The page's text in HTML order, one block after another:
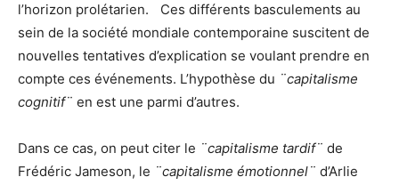
l’horizon prolétarien. Ces différents basculements au
sein de la société mondiale contemporaine suscitent de
nouvelles tentatives d’explication se voulant prendre en
compte ces événements. L’hypothèse du ¨capitalisme
cognitif¨ en est une parmi d’autres.
Dans ce cas, on peut citer le ¨capitalisme tardif¨ de
Frédéric Jameson, le ¨capitalisme émotionnel¨ d’Arlie